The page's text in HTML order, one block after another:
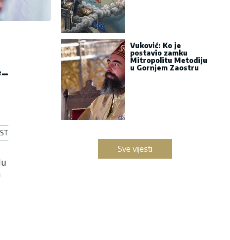
i
Vuković: Ko je
postavio zamku
Mitropolitu Metodiju
u Gornjem Zaostru
Sve vijesti